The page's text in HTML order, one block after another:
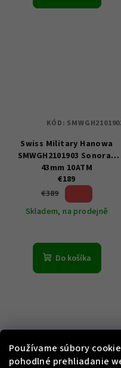
Používame súbory
pohodlné prehliadanie
Swiss Military Hanowa
SMWGH2101903 Sonoran
43mm 10ATM
€189
€389
Skladem, na prodejně
Do košíka
KÓD: